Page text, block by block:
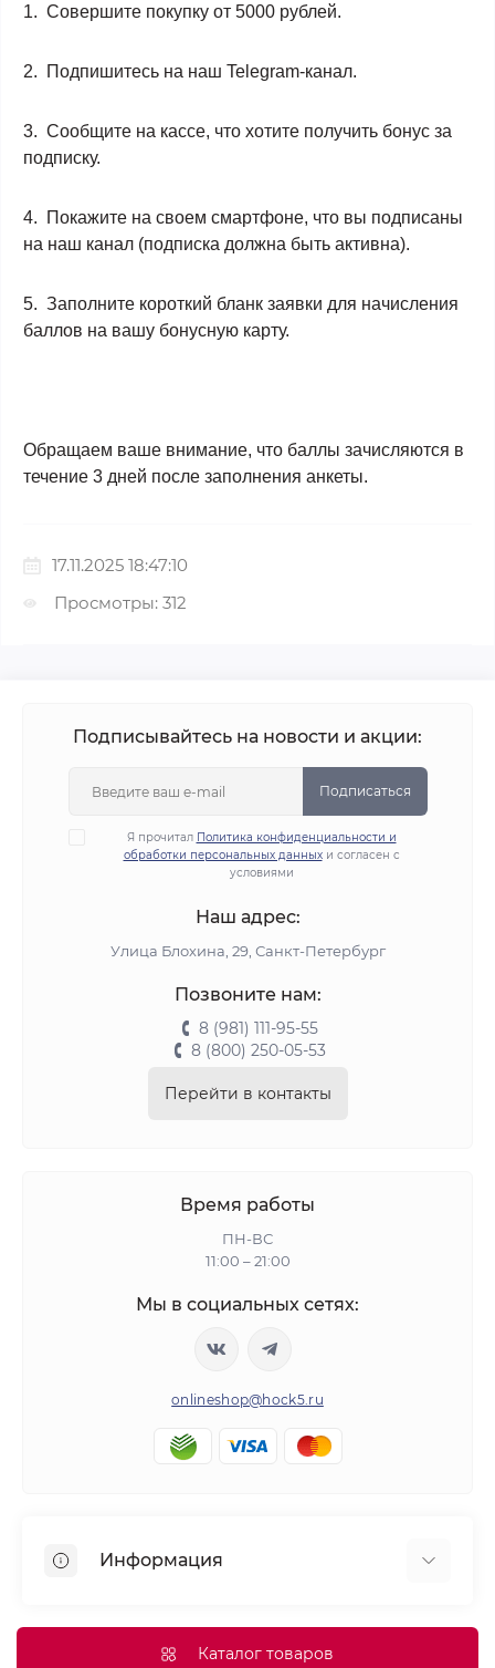
1. Совершите покупку от 5000 рублей.
2. Подпишитесь на наш Telegram-канал.
3. Сообщите на кассе, что хотите получить бонус за
подписку.
4. Покажите на своем смартфоне, что вы подписаны
на наш канал (подписка должна быть активна).
5. Заполните короткий бланк заявки для начисления
баллов на вашу бонусную карту.
Обращаем ваше внимание, что баллы зачисляются в
течение 3 дней после заполнения анкеты.
17.11.2025 18:47:10
Просмотры: 312
Подписывайтесь на новости и акции:
Подписаться
Я прочитал Политика конфиденциальности и
обработки персональных данныхи согласен с
условиями
Наш адрес:
Улица Блохина, 29, Санкт-Петербург
Позвоните нам:
8 (981) 111-95-55
8 (800) 250-05-53
Перейти в контакты
Время работы
ПН-ВС
11:00 – 21:00
Мы в социальных сетях:
onlineshop@hock5.ru
Информация
Каталог товаров